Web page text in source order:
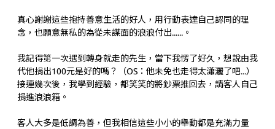
真心謝謝這些抱持善意生活的好人，用行動表達自己認同的理
念，也願意無私的為從未謀面的浪浪付出......。
我記得第一次遇到轉身就走的先生，當下我愣了好久，想說由我
代他捐出100元是好的嗎？（OS：他未免也走得太瀟灑了吧...）
接連幾次後，我學到經驗，都笑笑的將鈔票推回去，請客人自己
捐進浪浪箱。
客人大多是低調為善，但我相信這些小小的舉動都是充滿力量